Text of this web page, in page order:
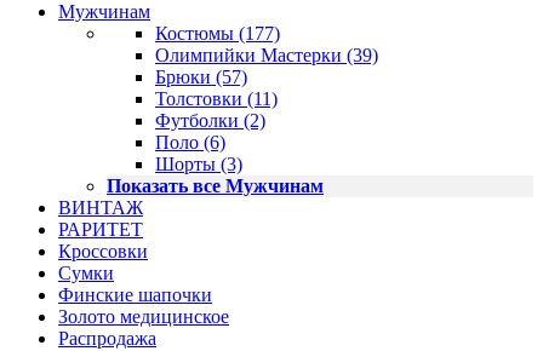
Мужчинам
Костюмы (177)
Олимпийки Мастерки (39)
Брюки (57)
Толстовки (11)
Футболки (2)
Поло (6)
Шорты (3)
Показать все Мужчинам
ВИНТАЖ
РАРИТЕТ
Кроссовки
Сумки
Финские шапочки
Золото медицинское
Распродажа